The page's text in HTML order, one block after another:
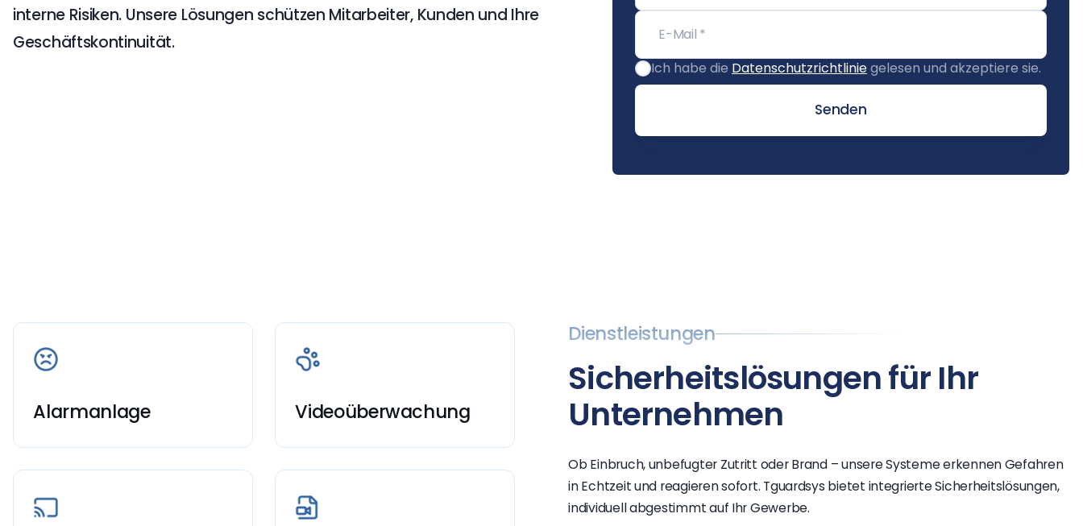
interne Risiken. Unsere Lösungen schützen Mitarbeiter, Kunden und Ihre
Geschäftskontinuität.
Ich habe die Datenschutzrichtliniegelesen und akzeptiere sie.
Senden
Alarmanlage Videoüberwachung
Dienstleistungen
Sicherheitslösungen für Ihr
Unternehmen
Ob Einbruch, unbefugter Zutritt oder Brand – unsere Systeme erkennen Gefahren
in Echtzeit und reagieren sofort. Tguardsys bietet integrierte Sicherheitslösungen,
individuell abgestimmt auf Ihr Gewerbe.